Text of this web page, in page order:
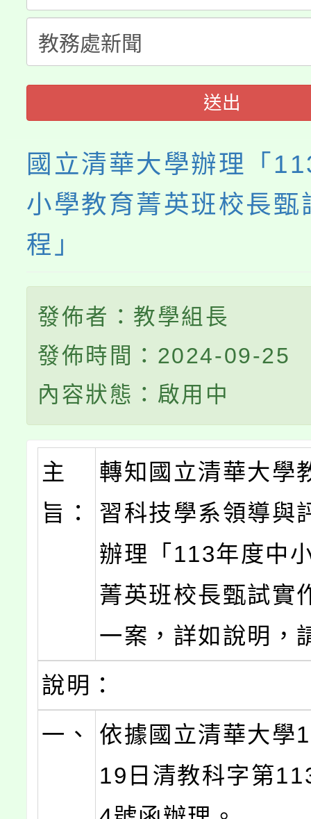
代理(課)教師甄選結果(
轉知中國文化大學推廣
《TA101》溝通分析基
程，歡迎學生輔導中心
系所師生報名參加。
送出
國立清華大學辦理「
小學教育菁英班校長甄
程」
發佈者：教學組長
發佈時間：2024-09-25
內容狀態：啟用中
主
旨：
轉知國立清華大學
習科技學系領導與
辦理「113年度中
菁英班校長甄試實
一案，詳如說明，
說明：
一、
依據國立清華大學
19日清教科字第